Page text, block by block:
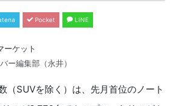
Pocket LINE
ーケット
ー編集部（永井）
（SUVを除く）は、先月首位のノート